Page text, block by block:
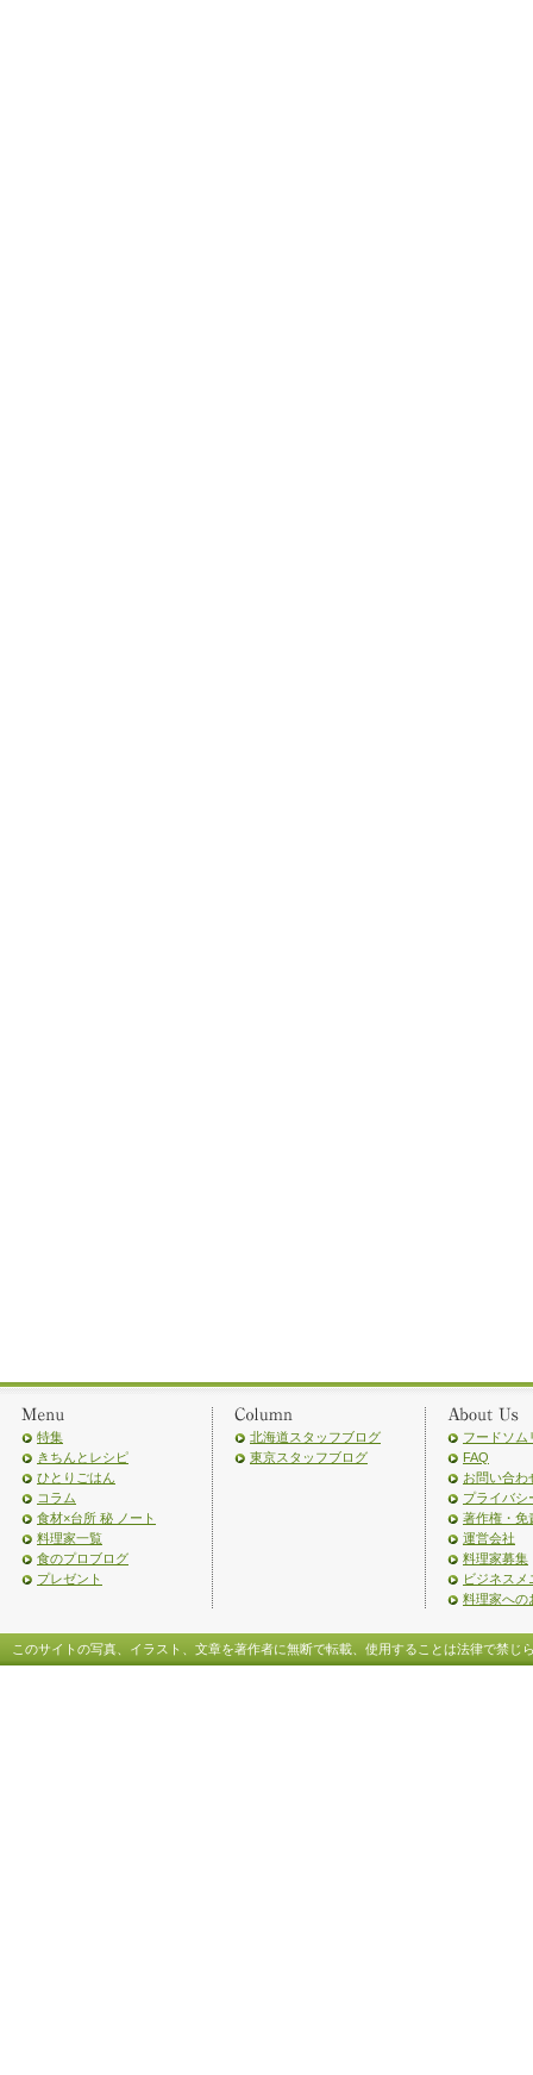
特集
きちんとレシピ
ひとりごはん
コラム
食材×台所 秘 ノート
料理家一覧
食のプロブログ
プレゼント
北海道スタッフブログ
東京スタッフブログ
フードソム
FAQ
お問い合わ
プライバシ
著作権・免
運営会社
料理家募集
ビジネスメ
料理家への
このサイトの写真、イラスト、文章を著作者に無断で転載、使用することは法律で禁じ